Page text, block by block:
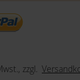
zzgl.